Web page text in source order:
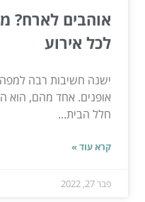
אוהבים לארח?
לכל אירוע
ישנה חשיבות רבה למפה
אופנים. אחד מהם,
חלל הבית...
קרא עוד »
פבר 27, 2022